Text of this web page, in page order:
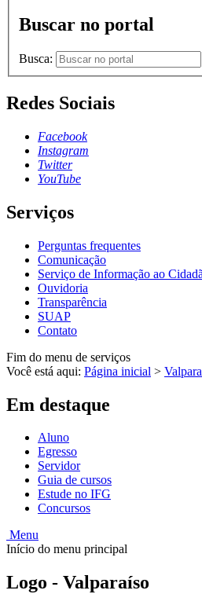
Buscar no portal
Busca:
Redes Sociais
Facebook
Instagram
Twitter
YouTube
Serviços
Perguntas frequentes
Comunicação
Serviço de Informação ao
Ouvidoria
Transparência
SUAP
Contato
Fim do menu de serviços
Você está aqui: Página inicial >
Em destaque
Aluno
Egresso
Servidor
Guia de cursos
Estude no IFG
Concursos
Menu
Início do menu principal
Logo - Valparaíso